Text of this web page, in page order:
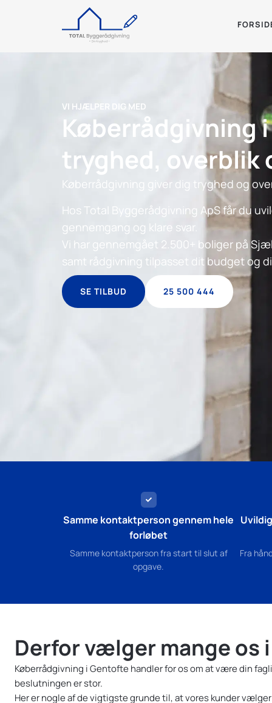
VI HJÆLPER DIG MED
Køberrådgivning
tryghed, overblik
Køberrådgivning giver dig tryghed og
Hos Total Byggerådgivning ApS får du
gennemgang og klare svar.
Vi har gennemgået 2.500+ boliger på
samt rådgivning tilpasset dit budget og
SE TILBUD 25 500 444
Samme kontaktperson gennem hele
forløbet
Samme kontaktperson fra start til slut af
opgave.
Fra
Derfor vælger mange os
Køberrådgivning i Gentofte handler for os om at være din
beslutningen er stor.
Her er nogle af de vigtigste grunde til, at vores kunder